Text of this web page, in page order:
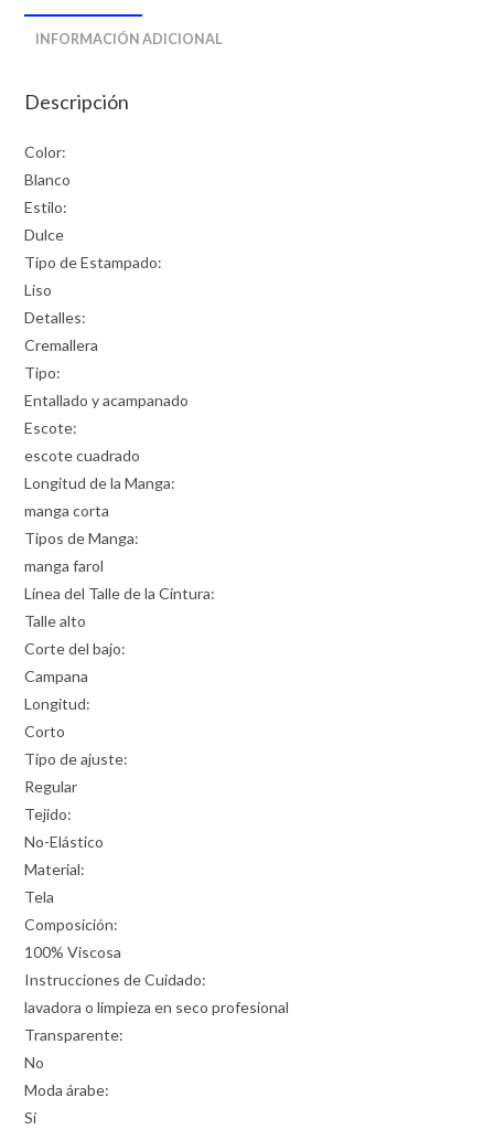
INFORMACIÓN ADICIONAL
Descripción
Color:
Blanco
Estilo:
Dulce
Tipo de Estampado:
Liso
Detalles:
Cremallera
Tipo:
Entallado y acampanado
Escote:
escote cuadrado
Longitud de la Manga:
manga corta
Tipos de Manga:
manga farol
Línea del Talle de la Cintura:
Talle alto
Corte del bajo:
Campana
Longitud:
Corto
Tipo de ajuste:
Regular
Tejido:
No-Elástico
Material:
Tela
Composición:
100% Viscosa
Instrucciones de Cuidado:
lavadora o limpieza en seco profesional
Transparente:
No
Moda árabe:
Sí